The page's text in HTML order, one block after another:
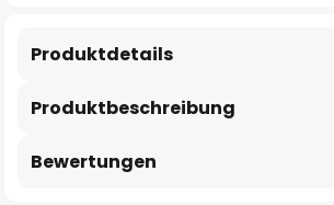
Produktbeschreibung
Produktdetails
Bewertungen